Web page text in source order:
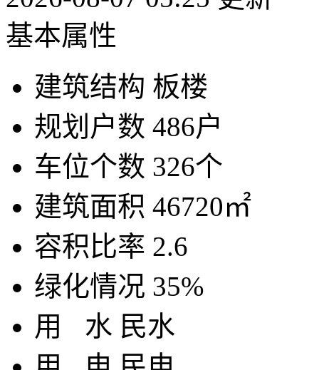
基本属性
建筑结构 板楼
规划户数 486户
车位个数 326个
建筑面积 46720㎡
容积比率 2.6
绿化情况 35%
用 水 民水